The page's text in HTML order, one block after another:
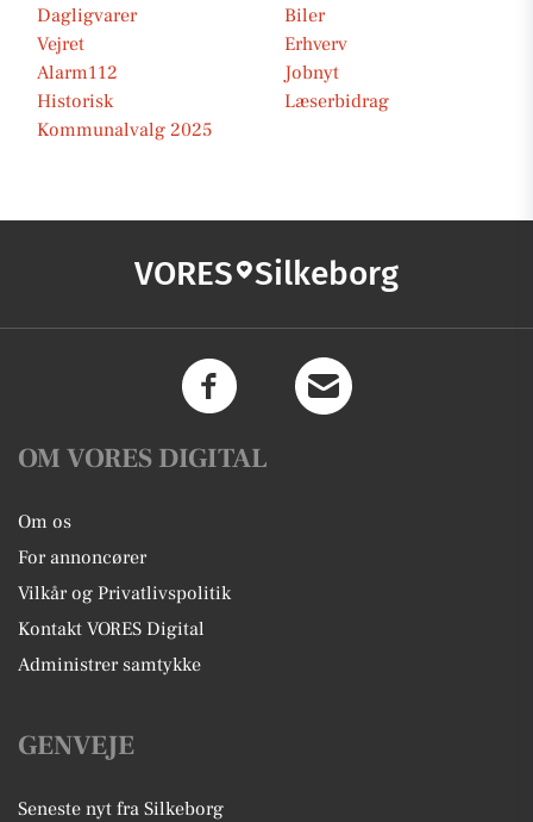
Dagligvarer
Biler
Vejret
Erhverv
Alarm112
Jobnyt
Historisk
Læserbidrag
Kommunalvalg 2025
VORES Silkeborg
OM VORES DIGITAL
Om os
For annoncører
Vilkår og Privatlivspolitik
Kontakt VORES Digital
Administrer samtykke
GENVEJE
Seneste nyt fra Silkeborg